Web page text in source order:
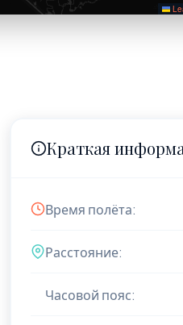
Краткая
Время полёта:
Расстояние:
Часовой пояс: